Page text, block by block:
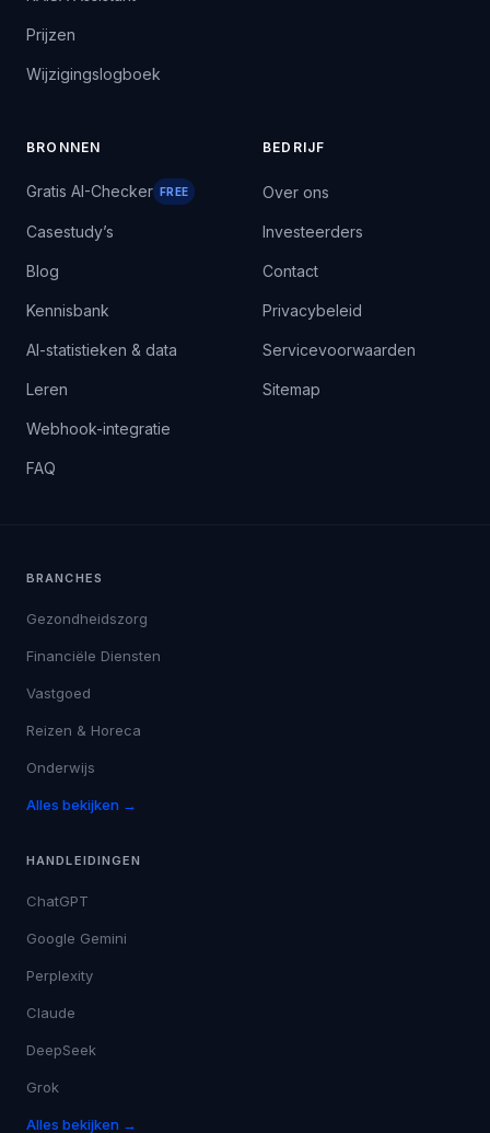
Prijzen
Wijzigingslogboek
BRONNEN
Gratis AI-Checker FREE
Casestudy’s
Blog
Kennisbank
AI-statistieken & data
Leren
Webhook-integratie
FAQ
BEDRIJF
Over ons
Investeerders
Contact
Privacybeleid
Servicevoorwaarden
Sitemap
BRANCHES
Gezondheidszorg
Financiële Diensten
Vastgoed
Reizen & Horeca
Onderwijs
Alles bekijken →
HANDLEIDINGEN
ChatGPT
Google Gemini
Perplexity
Claude
DeepSeek
Grok
Alles bekijken →